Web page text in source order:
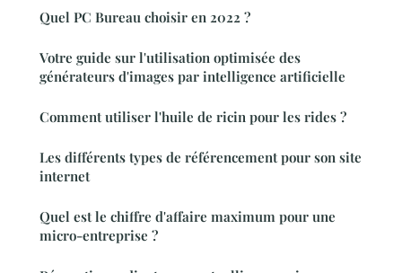
Quel PC Bureau choisir en 2022 ?
Votre guide sur l'utilisation optimisée des
générateurs d'images par intelligence artificielle
Comment utiliser l'huile de ricin pour les rides ?
Les différents types de référencement pour son site
internet
Quel est le chiffre d'affaire maximum pour une
micro-entreprise ?